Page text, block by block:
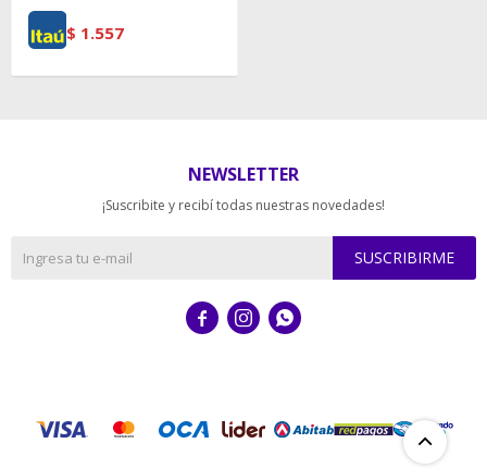
$ 1.557
NEWSLETTER
¡Suscribite y recibí todas nuestras novedades!
SUSCRIBIRME
  